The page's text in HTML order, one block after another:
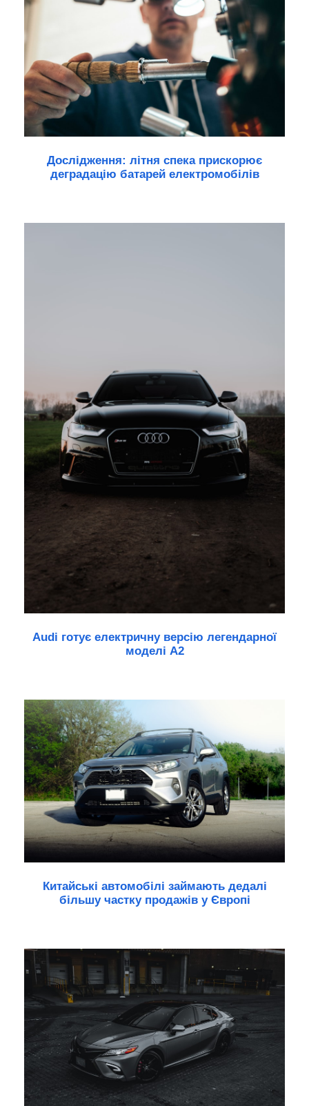
Дослідження: літня спека прискорює
деградацію батарей електромобілів
Audi готує електричну версію легендарної
моделі A2
Китайські автомобілі займають дедалі
більшу частку продажів у Європі